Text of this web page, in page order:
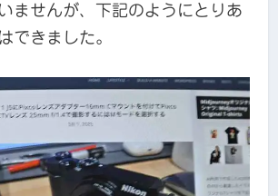
ませんが、下記のようにとりあ
できました。